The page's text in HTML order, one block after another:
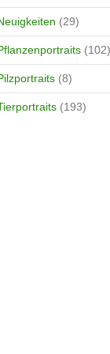
(29)
(102)
(8)
(193)